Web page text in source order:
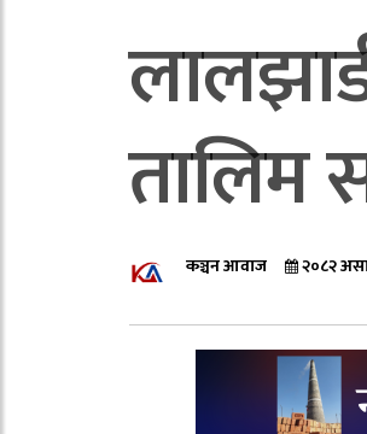
तालिम
कञ्चन आवाज २०८२